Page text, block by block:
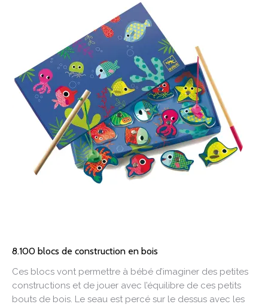
8.100 blocs de construction en bois
Ces blocs vont permettre à bébé d’imaginer des petites
constructions et de jouer avec l’équilibre de ces petits
bouts de bois. Le seau est percé sur le dessus avec les